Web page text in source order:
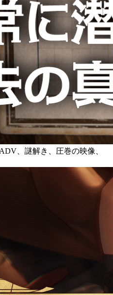
、謎解き、圧巻の映像、